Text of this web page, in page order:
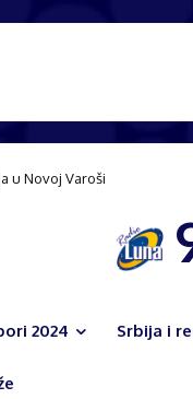
u Novoj Varoši
nova infrastruktura i
2024 Srbija i